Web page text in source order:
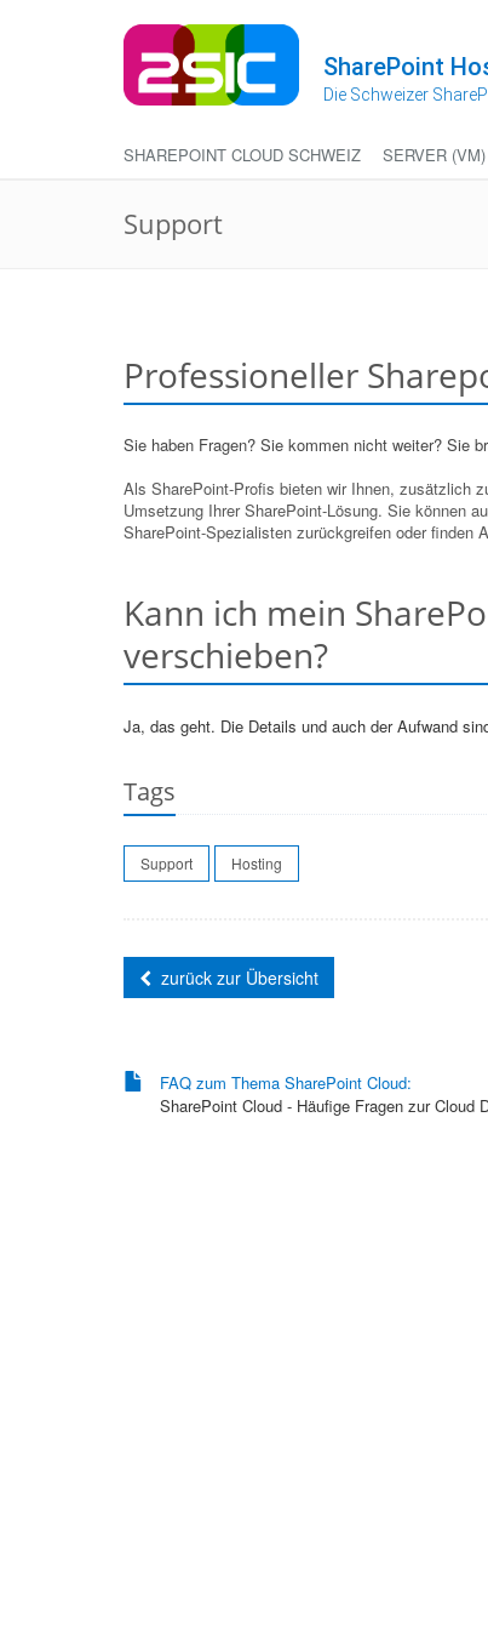
SharePoint
Die Schweizer
SHAREPOINT CLOUD SCHWEIZ SERVER (VM)
Support
Professioneller
Sie haben Fragen? Sie kommen nicht weiter? Sie
Als SharePoint-Profis bieten wir Ihnen, zusätzlich
Umsetzung Ihrer SharePoint-Lösung. Sie können
SharePoint-Spezialisten zurückgreifen oder finden
Kann ich mein
verschieben?
Ja, das geht. Die Details und auch der Aufwand
Tags
Support Hosting
zurück zur Übersicht
FAQ zum Thema SharePoint Cloud:
SharePoint Cloud - Häufige Fragen zur Cloud